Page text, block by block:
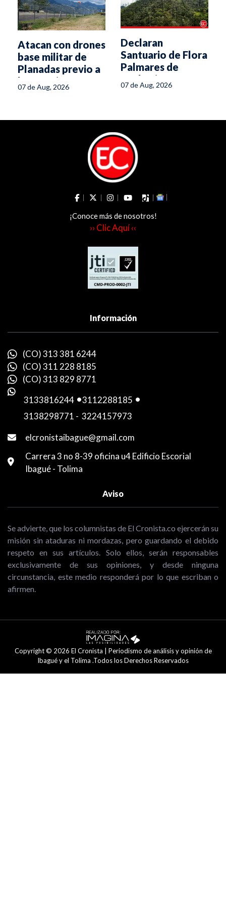
Atacan con drones
base militar de
Planadas previo a
la posesión
presidencial
07 de Aug, 2026
Declaran
Santuario de Flora
Palmares de
Tochecito
07 de Aug, 2026
¡Conoce más de nosotros!
›› Clic Aquí ‹‹
Información
(CO) 313 381 6244
(CO) 311 228 8185
(CO) 313 829 8771
3133816244 -3112288185 -
3138298771 - 3224157973
elcronistaibague@gmail.com
Carrera 3 no 8-39 oficina u4 Edificio Escorial
Ibagué - Tolima
Aviso
Se advierte, que los columnistas de El Cronista.co ejercerán su
misión sin ataduras ni mordazas, pero guardando el debido
respeto en sus artículos. Solo ellos, serán responsables
exclusivamente de sus opiniones, y desde ninguna
circunstancia, este medio responderá por lo que escriban o
afirmen.
Copyright © 2026 El Cronista | Periodismo de análisis y opinión de
Ibagué y el Tolima .Todos los Derechos Reservados